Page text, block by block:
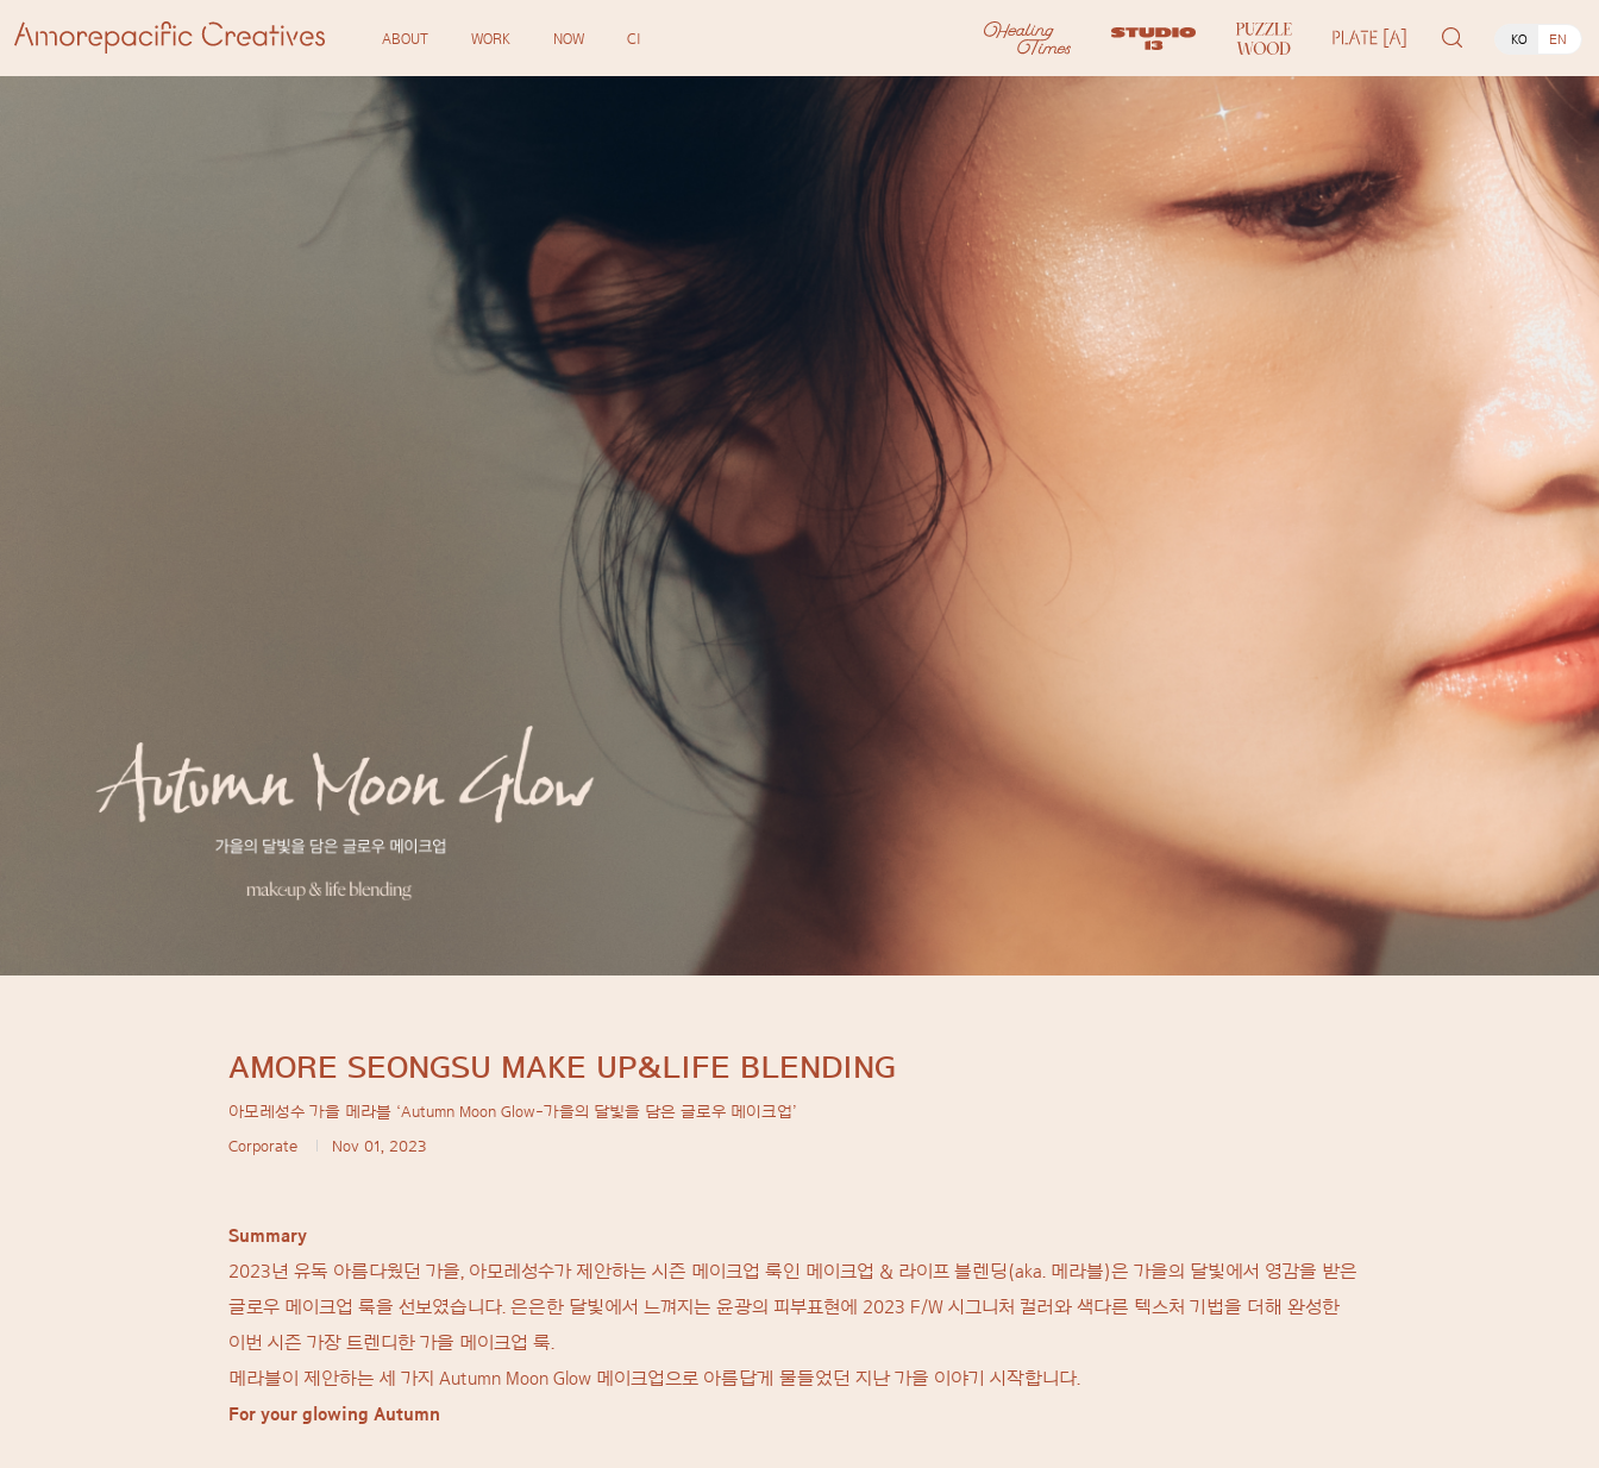
ABOUT WORK NOW CI KO EN
AMORE SEONGSU MAKE UP&LIFE BLENDING
아모레성수 가을 메라블 ‘Autumn Moon Glow-가을의 달빛을 담은 글로우 메이크업’
Corporate Nov 01, 2023
Summary
2023년 유독 아름다웠던 가을, 아모레성수가 제안하는 시즌 메이크업 룩인 메이크업 & 라이프 블렌딩(aka. 메라블)은 가을의 달빛에서 영감을 받은
글로우 메이크업 룩을 선보였습니다. 은은한 달빛에서 느껴지는 윤광의 피부표현에 2023 F/W 시그니처 컬러와 색다른 텍스처 기법을 더해 완성한
이번 시즌 가장 트렌디한 가을 메이크업 룩.
메라블이 제안하는 세 가지 Autumn Moon Glow 메이크업으로 아름답게 물들었던 지난 가을 이야기 시작합니다.
For your glowing Autumn